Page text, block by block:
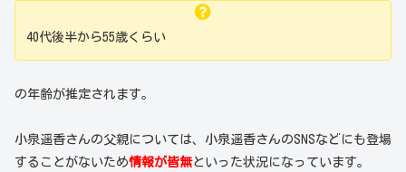
40代後半から55歳くらい
の年齢が推定されます。
小泉遥香さんの父親については、小泉遥香さんのSNSなどにも登場
することがないため情報が皆無といった状況になっています。